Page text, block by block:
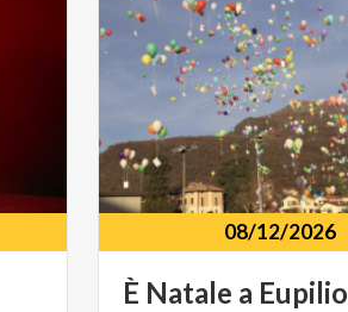
08/12/2026
È Natale a Eupilio